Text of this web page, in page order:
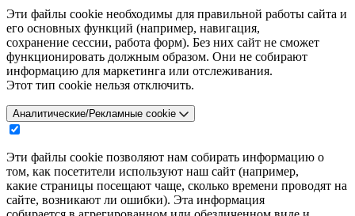
Эти файлы cookie необходимы для правильной работы сайта и
его основных функций (например, навигация,
сохранение сессии, работа форм). Без них сайт не сможет
функционировать должным образом. Они не собирают
информацию для маркетинга или отслеживания.
Этот тип cookie нельзя отключить.
Аналитические/Рекламные cookie
Эти файлы cookie позволяют нам собирать информацию о
том, как посетители используют наш сайт (например,
какие страницы посещают чаще, сколько времени проводят на
сайте, возникают ли ошибки). Эта информация